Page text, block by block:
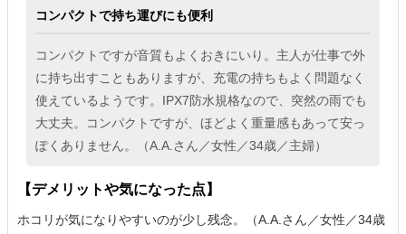
コンパクトで持ち運びにも便利
コンパクトですが音質もよくおきにいり。主人が仕事で外
に持ち出すこともありますが、充電の持ちもよく問題なく
使えているようです。IPX7防水規格なので、突然の雨でも
大丈夫。コンパクトですが、ほどよく重量感もあって安っ
ぽくありません。（A.A.さん／女性／34歳／主婦）
【デメリットや気になった点】
ホコリが気になりやすいのが少し残念。（A.A.さん／女性／34歳